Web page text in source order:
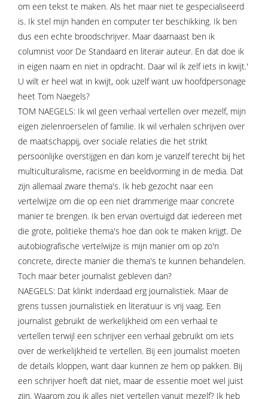
om een tekst te maken. Als het maar niet te gespecialiseerd
is. Ik stel mijn handen en computer ter beschikking. Ik ben
dus een echte broodschrijver. Maar daarnaast ben ik
columnist voor De Standaard en literair auteur. En dat doe ik
in eigen naam en niet in opdracht. Daar wil ik zelf iets in kwijt.'
U wilt er heel wat in kwijt, ook uzelf want uw hoofdpersonage
heet Tom Naegels?
TOM NAEGELS: Ik wil geen verhaal vertellen over mezelf, mijn
eigen zielenroerselen of familie. Ik wil verhalen schrijven over
de maatschappij, over sociale relaties die het strikt
persoonlijke overstijgen en dan kom je vanzelf terecht bij het
multiculturalisme, racisme en beeldvorming in de media. Dat
zijn allemaal zware thema's. Ik heb gezocht naar een
vertelwijze om die op een niet drammerige maar concrete
manier te brengen. Ik ben ervan overtuigd dat iedereen met
die grote, politieke thema's hoe dan ook te maken krijgt. De
autobiografische vertelwijze is mijn manier om op zo'n
concrete, directe manier die thema's te kunnen behandelen.
Toch maar beter journalist gebleven dan?
NAEGELS: Dat klinkt inderdaad erg journalistiek. Maar de
grens tussen journalistiek en literatuur is vrij vaag. Een
journalist gebruikt de werkelijkheid om een verhaal te
vertellen terwijl een schrijver een verhaal gebruikt om iets
over de werkelijkheid te vertellen. Bij een journalist moeten
de details kloppen, want daar kunnen ze hem op pakken. Bij
een schrijver hoeft dat niet, maar de essentie moet wel juist
zijn. Waarom zou ik alles niet vertellen vanuit mezelf? Ik heb